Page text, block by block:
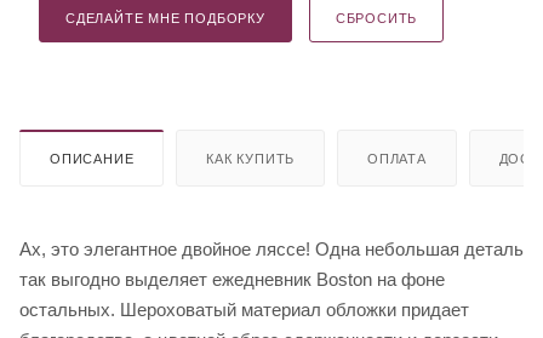
СДЕЛАЙТЕ МНЕ ПОДБОРКУ СБРОСИТЬ
ОПИСАНИЕ КАК КУПИТЬ ОПЛАТА
Ах, это элегантное двойное ляссе! Одна небольшая деталь
так выгодно выделяет ежедневник Boston на фоне
остальных. Шероховатый материал обложки придает